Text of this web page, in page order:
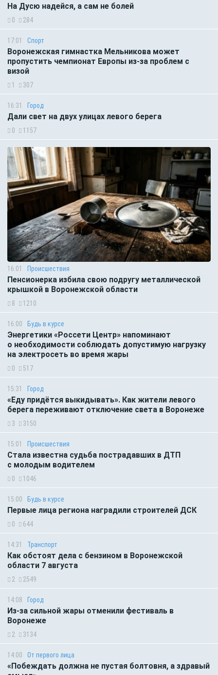
На Дусю надейся, а сам не болей
0 284
17:01 Спорт
Воронежская гимнастка Мельникова может
пропустить чемпионат Европы из-за проблем с
визой
1 307
16:31 Город
Дали свет на двух улицах левого берега
0 1157
16:01 Происшествия
Пенсионерка избила свою подругу металлической
крышкой в Воронежской области
8 1210
16:00 Будь в курсе
Энергетики «Россети Центр» напоминают
о необходимости соблюдать допустимую нагрузку
на электросеть во время жары
0 517
15:31 Город
«Еду придётся выкидывать». Как жители левого
берега переживают отключение света в Воронеже
3 3150
15:01 Происшествия
Стала известна судьба пострадавших в ДТП
с молодым водителем
0 1046
15:00 Будь в курсе
Первые лица региона наградили строителей ДСК
0 644
14:31 Транспорт
Как обстоят дела с бензином в Воронежской
области 7 августа
2 2549
14:08 Город
Из-за сильной жары отменили фестиваль в
Воронеже
2 3134
14:00 От первого лица
«Побеждать должна не пустая болтовня, а здравый